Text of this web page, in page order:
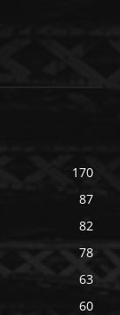
170
87
82
78
63
60